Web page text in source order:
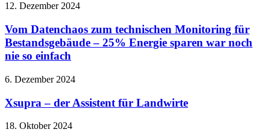
12. Dezember 2024
Vom Datenchaos zum technischen Monitoring für
Bestandsgebäude – 25% Energie sparen war noch
nie so einfach
6. Dezember 2024
Xsupra – der Assistent für Landwirte
18. Oktober 2024